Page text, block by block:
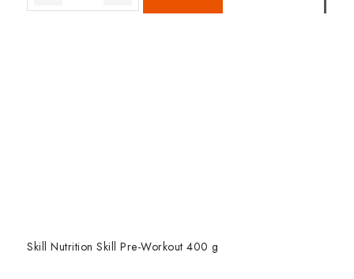
Skill Nutrition Skill Pre-Workout 400 g